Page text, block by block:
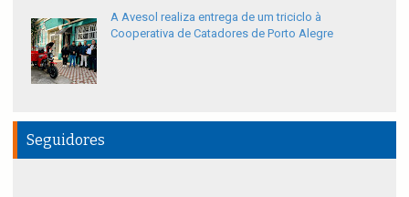
A Avesol realiza entrega de um triciclo à
Cooperativa de Catadores de Porto Alegre
Seguidores